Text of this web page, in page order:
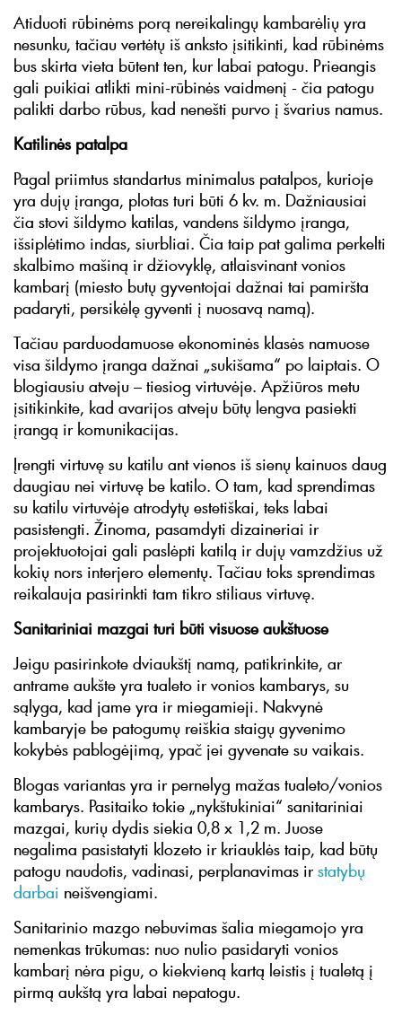
Atiduoti rūbinėms porą nereikalingų kambarėlių yra
nesunku, tačiau vertėtų iš anksto įsitikinti, kad rūbinėms
bus skirta vieta būtent ten, kur labai patogu. Prieangis
gali puikiai atlikti mini-rūbinės vaidmenį - čia patogu
palikti darbo rūbus, kad nenešti purvo į švarius namus.
Katilinės patalpa
Pagal priimtus standartus minimalus patalpos, kurioje
yra dujų įranga, plotas turi būti 6 kv. m. Dažniausiai
čia stovi šildymo katilas, vandens šildymo įranga,
išsiplėtimo indas, siurbliai. Čia taip pat galima perkelti
skalbimo mašiną ir džiovyklę, atlaisvinant vonios
kambarį (miesto butų gyventojai dažnai tai pamiršta
padaryti, persikėlę gyventi į nuosavą namą).
Tačiau parduodamuose ekonominės klasės namuose
visa šildymo įranga dažnai „sukišama“ po laiptais. O
blogiausiu atveju – tiesiog virtuvėje. Apžiūros metu
įsitikinkite, kad avarijos atveju būtų lengva pasiekti
įrangą ir komunikacijas.
Įrengti virtuvę su katilu ant vienos iš sienų kainuos daug
daugiau nei virtuvę be katilo. O tam, kad sprendimas
su katilu virtuvėje atrodytų estetiškai, teks labai
pasistengti. Žinoma, pasamdyti dizaineriai ir
projektuotojai gali paslėpti katilą ir dujų vamzdžius už
kokių nors interjero elementų. Tačiau toks sprendimas
reikalauja pasirinkti tam tikro stiliaus virtuvę.
Sanitariniai mazgai turi būti visuose aukštuose
Jeigu pasirinkote dviaukštį namą, patikrinkite, ar
antrame aukšte yra tualeto ir vonios kambarys, su
sąlyga, kad jame yra ir miegamieji. Nakvynė
kambaryje be patogumų reiškia staigų gyvenimo
kokybės pablogėjimą, ypač jei gyvenate su vaikais.
Blogas variantas yra ir pernelyg mažas tualeto/vonios
kambarys. Pasitaiko tokie „nykštukiniai“ sanitariniai
mazgai, kurių dydis siekia 0,8 x 1,2 m. Juose
negalima pasistatyti klozeto ir kriauklės taip, kad būtų
patogu naudotis, vadinasi, perplanavimas ir statybų
darbai neišvengiami.
Sanitarinio mazgo nebuvimas šalia miegamojo yra
nemenkas trūkumas: nuo nulio pasidaryti vonios
kambarį nėra pigu, o kiekvieną kartą leistis į tualetą į
pirmą aukštą yra labai nepatogu.